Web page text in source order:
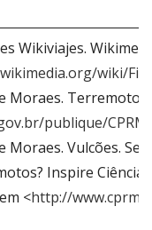
Wikiviajes.
wiki/
Moraes.
publique/
Moraes. Vulcões.
Inspire
<http://